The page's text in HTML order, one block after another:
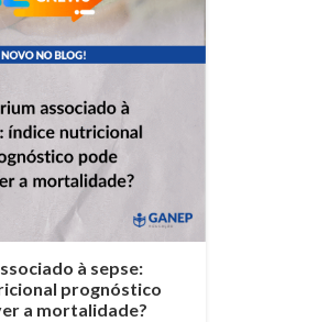
à sepse:
prognóstico
a mortalidade?